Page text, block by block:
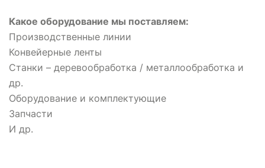
Какое оборудование мы поставляем:
Производственные линии
Конвейерные ленты
Станки – деревообработка / металлообработка и
др.
Оборудование и комплектующие
Запчасти
И др.